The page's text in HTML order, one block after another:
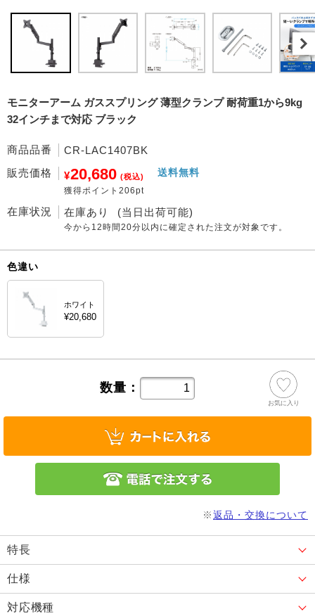
モニターアーム ガススプリング 薄型クランプ 耐荷重1から9kg
32インチまで対応 ブラック
商品品番
CR-LAC1407BK
販売価格
¥20,680 (税込)
獲得ポイント206pt
送料無料
在庫状況 在庫あり (当日出荷可能)
今から 12時間20分 以内に確定された注文が対象です。
色違い
ホワイト
¥20,680
数量：
お気に入り
※返品・交換について
特長
仕様
対応機種